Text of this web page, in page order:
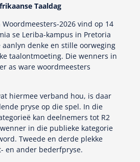
Taaldag
2026 vind op 14
se Leriba-kampus in Pretoria
denke en stille oorweging
taalontmoeting. Die wenners in
as ware woordmeesters
hiermee verband hou, is daar
pryse op die spel. In die
kan deelnemers tot R2
in die publieke kategorie
Tweede en derde plekke
en ander bederfpryse.